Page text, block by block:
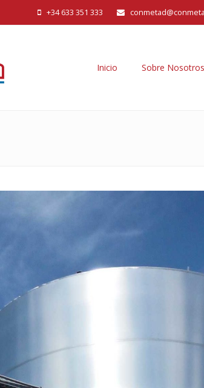
+34 633 351 333
Inicio Sobre Nosotros